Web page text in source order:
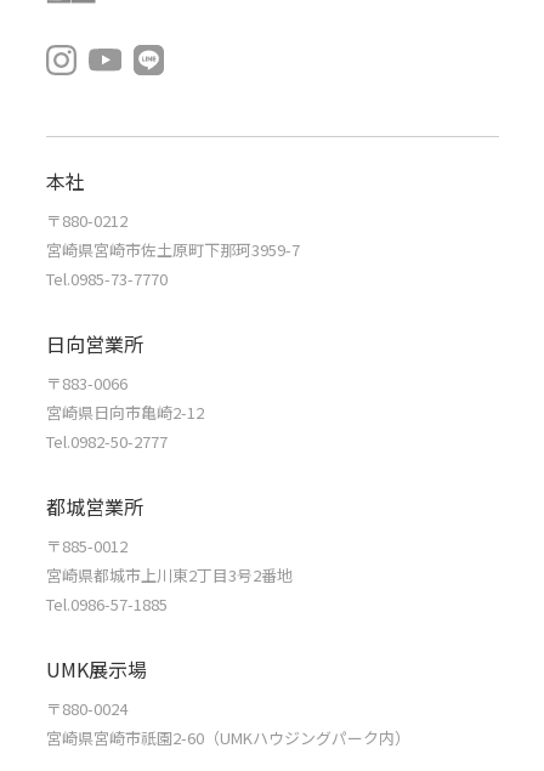
本社
〒880-0212
宮崎県宮崎市佐土原町下那珂3959-7
Tel.0985-73-7770
日向営業所
〒883-0066
宮崎県日向市亀崎2-12
Tel.0982-50-2777
都城営業所
〒885-0012
宮崎県都城市上川東2丁目3号2番地
Tel.0986-57-1885
UMK展示場
〒880-0024
宮崎県宮崎市祇園2-60（UMKハウジングパーク内）